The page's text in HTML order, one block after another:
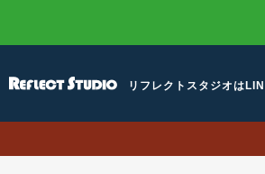
リフレクトスタジオは